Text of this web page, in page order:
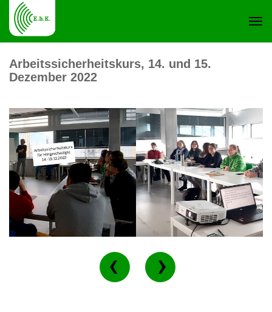
Arbeitssicherheitskurs, 14. und 15.
Dezember 2022